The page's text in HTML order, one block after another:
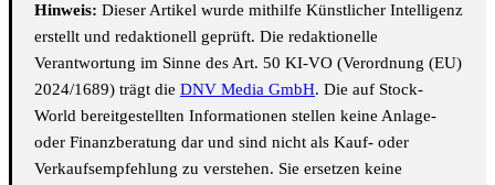
Hinweis: Dieser Artikel wurde mithilfe Künstlicher Intelligenz
erstellt und redaktionell geprüft. Die redaktionelle
Verantwortung im Sinne des Art. 50 KI-VO (Verordnung (EU)
2024/1689) trägt die DNV Media GmbH. Die auf Stock-
World bereitgestellten Informationen stellen keine Anlage-
oder Finanzberatung dar und sind nicht als Kauf- oder
Verkaufsempfehlung zu verstehen. Sie ersetzen keine